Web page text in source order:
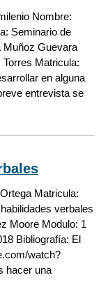
Nombre:
Seminario de
Muñoz Guevara
Matricula:
en alguna
entrevista se
Matricula:
verbales
Moore Modulo: 1
Bibliografía: El
watch?
hacer una